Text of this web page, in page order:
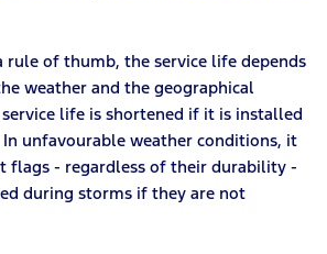
rule of thumb, the service life depends
weather and the geographical
service life is shortened if it is installed
In unfavourable weather conditions, it
flags - regardless of their durability -
during storms if they are not